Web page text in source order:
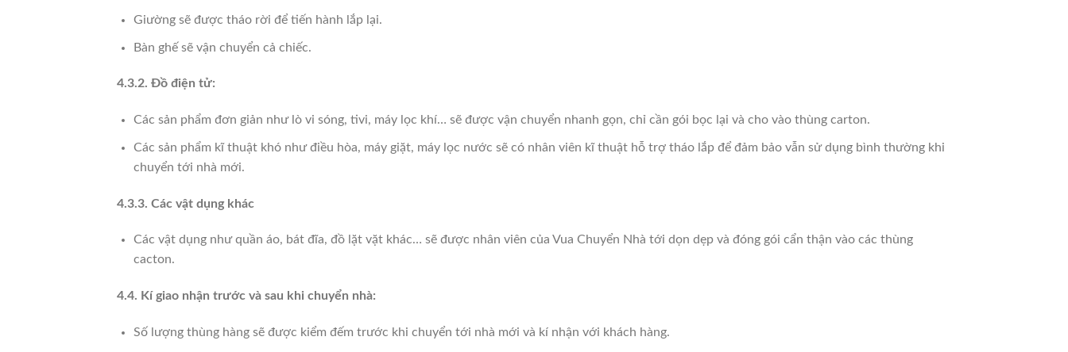
Giường sẽ được tháo rời để tiến hành lắp lại.
Bàn ghế sẽ vận chuyển cả chiếc.
4.3.2. Đồ điện tử:
Các sản phẩm đơn giản như lò vi sóng, tivi, máy lọc khí… sẽ được vận chuyển nhanh gọn, chỉ cần gói bọc lại và cho vào thùng carton.
Các sản phẩm kĩ thuật khó như điều hòa, máy giặt, máy lọc nước sẽ có nhân viên kĩ thuật hỗ trợ tháo lắp để đảm bảo vẫn sử dụng bình thường khi
chuyển tới nhà mới.
4.3.3. Các vật dụng khác
Các vật dụng như quần áo, bát đĩa, đồ lặt vặt khác… sẽ được nhân viên của Vua Chuyển Nhà tới dọn dẹp và đóng gói cẩn thận vào các thùng
cacton.
4.4. Kí giao nhận trước và sau khi chuyển nhà:
Số lượng thùng hàng sẽ được kiểm đếm trước khi chuyển tới nhà mới và kí nhận với khách hàng.